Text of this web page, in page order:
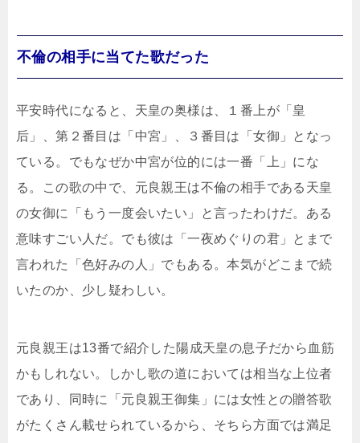
不倫の相手に当てた歌だった
平安時代になると、天皇の奥様は、１番上が「皇
后」、第２番目は「中宮」、３番目は「女御」となっ
ている。でもなぜか中宮が位的には一番「上」にな
る。この歌の中で、元良親王は不倫の相手である天皇
の女御に「もう一度会いたい」と言ったわけだ。ある
意味すごい人だ。でも彼は「一夜めぐりの君」とまで
言われた「色好みの人」でもある。本気がどこまで続
いたのか、少し疑わしい。
元良親王は13番で紹介した陽成天皇の息子だから血筋
かもしれない。しかし歌の道においては相当な上位者
であり、同時に「元良親王御集」には女性との贈答歌
がたくさん載せられているから、そちら方面では満足